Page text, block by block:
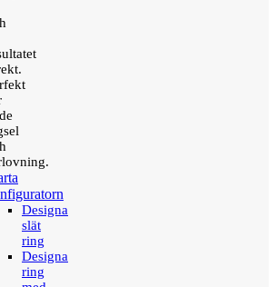
Designa
slät
ring
Designa
ring